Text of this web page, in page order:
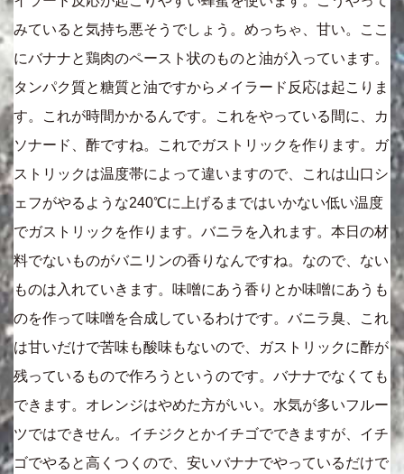
みていると気持ち悪そうでしょう。めっちゃ、甘い。ここ
にバナナと鶏肉のペースト状のものと油が入っています。
タンパク質と糖質と油ですからメイラード反応は起こりま
す。これが時間かかるんです。これをやっている間に、カ
ソナード、酢ですね。これでガストリックを作ります。ガ
ストリックは温度帯によって違いますので、これは山口シ
ェフがやるような240℃に上げるまではいかない低い温度
でガストリックを作ります。バニラを入れます。本日の材
料でないものがバニリンの香りなんですね。なので、ない
ものは入れていきます。味噌にあう香りとか味噌にあうも
のを作って味噌を合成しているわけです。バニラ臭、これ
は甘いだけで苦味も酸味もないので、ガストリックに酢が
残っているもので作ろうというのです。バナナでなくても
できます。オレンジはやめた方がいい。水気が多いフルー
ツではできせん。イチジクとかイチゴでできますが、イチ
ゴでやると高くつくので、安いバナナでやっているだけで